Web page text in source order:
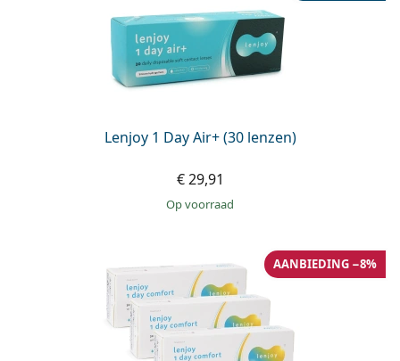
Lenjoy 1 Day Air+ (30 lenzen)
€ 29,91
op voorraad
AANBIEDING −8%